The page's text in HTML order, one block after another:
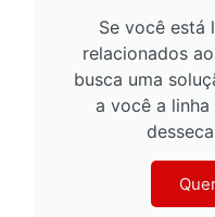
Se você está
relacionados
busca uma
a você a